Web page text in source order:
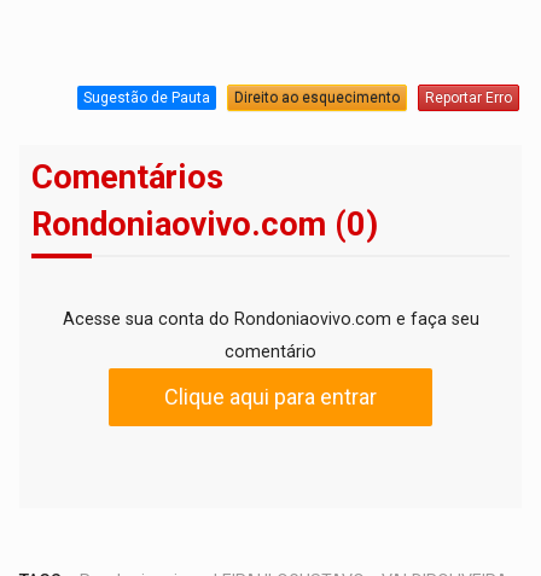
Sugestão de Pauta Direito ao esquecimento Reportar Erro
Comentários
Rondoniaovivo.com (0)
Acesse sua conta do Rondoniaovivo.com e faça seu
comentário
Clique aqui para entrar